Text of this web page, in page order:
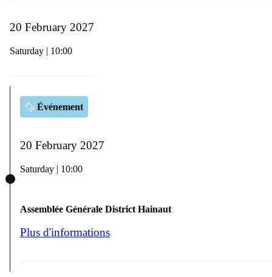
20 February 2027
Saturday | 10:00
Événement
20 February 2027
Saturday | 10:00
Assemblée Générale District Hainaut
Plus d'informations